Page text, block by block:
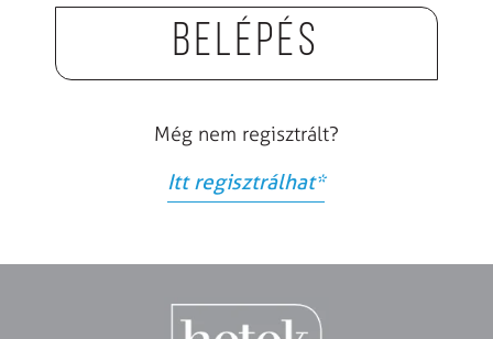
Belépés
Még nem regisztrált?
Itt regisztrálhat*